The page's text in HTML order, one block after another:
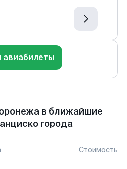
авиабилеты
в ближайшие
города
Стоимость